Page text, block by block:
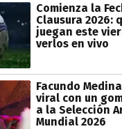
Comienza la
Clausura 2026:
juegan este
verlos en vivo
Facundo
viral con un
a la Selección
Mundial 2026